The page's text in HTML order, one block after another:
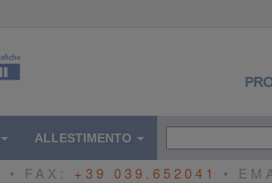
ALLESTIMENTO
• FAX: +39 039.652041 •